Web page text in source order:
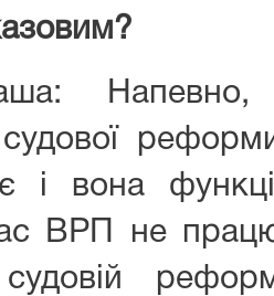
Напевно,
судової
і вона
ВРП не